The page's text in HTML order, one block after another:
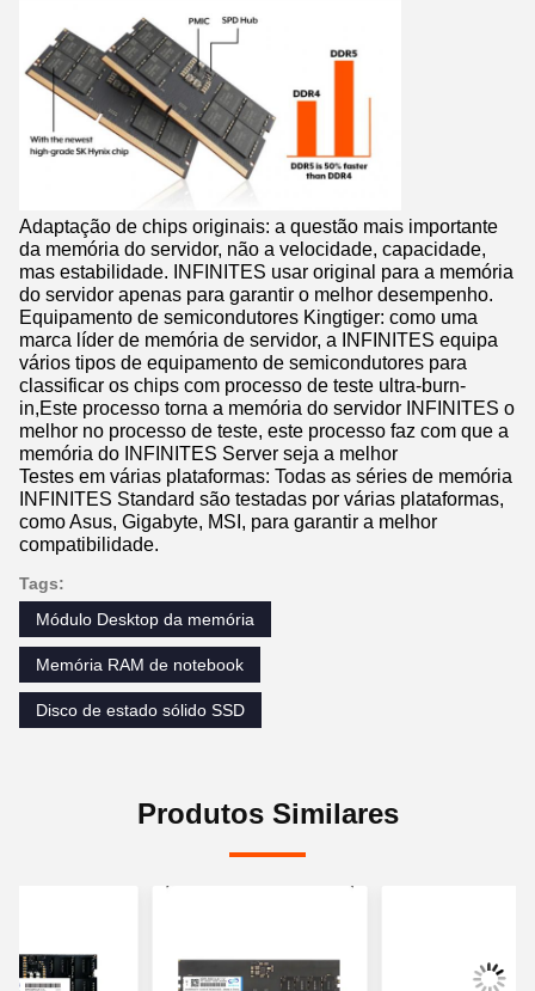
Adaptação de chips originais: a questão mais importante
da memória do servidor, não a velocidade, capacidade,
mas estabilidade. INFINITES usar original para a memória
do servidor apenas para garantir o melhor desempenho.
Equipamento de semicondutores Kingtiger: como uma
marca líder de memória de servidor, a INFINITES equipa
vários tipos de equipamento de semicondutores para
classificar os chips com processo de teste ultra-burn-
in,Este processo torna a memória do servidor INFINITES o
melhor no processo de teste, este processo faz com que a
memória do INFINITES Server seja a melhor
Testes em várias plataformas: Todas as séries de memória
INFINITES Standard são testadas por várias plataformas,
como Asus, Gigabyte, MSI, para garantir a melhor
compatibilidade.
Tags:
Módulo Desktop da memória
Memória RAM de notebook
Disco de estado sólido SSD
Produtos Similares